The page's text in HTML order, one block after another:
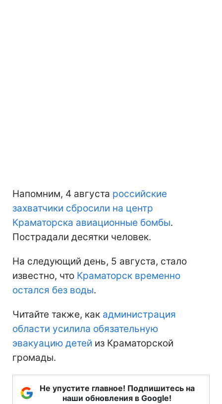
Напомним, 4 августа российские
захватчики сбросили на центр
Краматорска авиационные бомбы.
Пострадали десятки человек.
На следующий день, 5 августа, стало
известно, что Краматорск временно
остался без воды.
Читайте также, как администрация
области усилила обязательную
эвакуацию детей из Краматорской
громады.
Не упустите главное! Подпишитесь на
наши обновления в Google!